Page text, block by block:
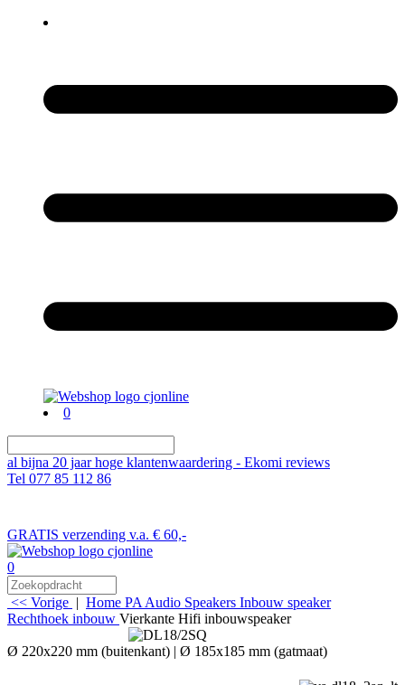
0
al bijna 20 jaar hoge klantenwaardering - Ekomi reviews
Tel 077 85 112 86
GRATIS verzending v.a. € 60,-
0
<< Vorige | Home PA Audio Speakers Inbouw speaker
Rechthoek inbouw Vierkante Hifi inbouwspeaker
Ø 220x220 mm (buitenkant) | Ø 185x185 mm (gatmaat)